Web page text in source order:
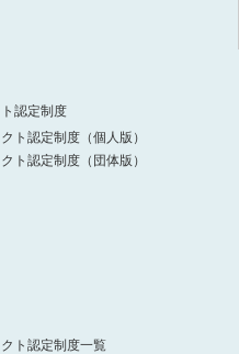
認定制度
ト認定制度（個人版）
ト認定制度（団体版）
ト認定制度一覧